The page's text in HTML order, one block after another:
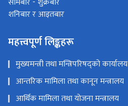
शनिबार र आइतबार
महत्त्वपूर्ण लिङ्कहरू
मुख्यमन्त्री तथा मन्त्रिपरिषद्को कार्यालय
आन्तरिक मामिला तथा कानून मन्त्रालय
आर्थिक मामिला तथा योजना मन्त्रालय